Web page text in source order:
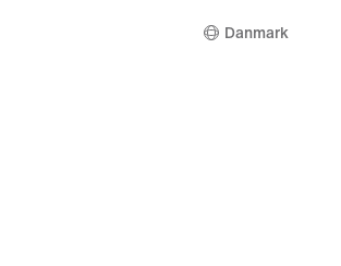
Danmark